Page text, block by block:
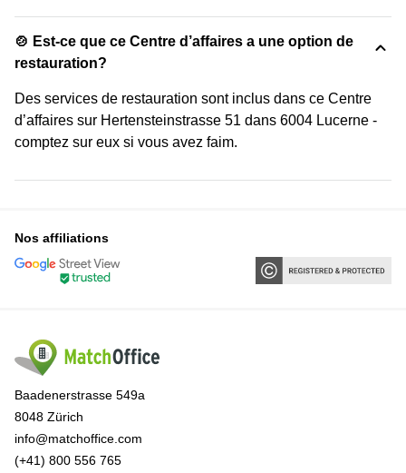
🍲 Est-ce que ce Centre d’affaires a une option de
restauration?
Des services de restauration sont inclus dans ce Centre
d’affaires sur Hertensteinstrasse 51 dans 6004 Lucerne -
comptez sur eux si vous avez faim.
Nos affiliations
Baadenerstrasse 549a
8048 Zürich
info@matchoffice.com
(+41) 800 556 765